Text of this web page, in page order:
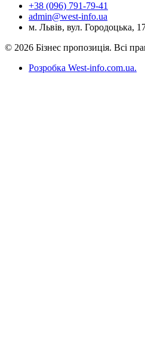
+38 (096) 791-79-41
admin@west-info.ua
м. Львів, вул. Городоцька,
© 2026 Бізнес пропозиція. Всі
Розробка West-info.com.ua.